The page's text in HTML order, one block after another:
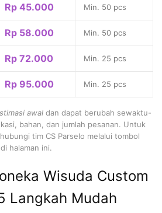
Rp 45.000 Min. 50 pcs
Rp 58.000 Min. 50 pcs
Rp 72.000 Min. 25 pcs
Rp 95.000 Min. 25 pcs
awal dan dapat berubah sewaktu-
bahan, dan jumlah pesanan. Untuk
tim CS Parselo melalui tombol
halaman ini.
Wisuda Custom
Langkah Mudah